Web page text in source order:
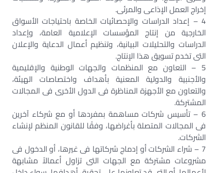
إخراج العمل الإذاعى والمرئى.
4 – إعداد الدراسات والإحصائيات الخاصة باحتياجات الأسواق
الخارجية من إنتاج المؤسسات الإعلامية العامة، وإعداد
الدراسات والتحليلات البيانية، وتنظيم أعمال الدعاية والإعلان
التى تخدم تسويق هذا الإنتاج.
5 – التعاون مع المنظمات والجهات الوطنية والإقليمية
والأجنبية والدولية المعنية بأهداف واختصاصات الهيئة،
والتعاون مع الأجهزة المناظرة فى الدول الأخرى فى المجالات
المشتركة.
6 – تأسيس شركات مساهمة بمفردها أو مع شركاء آخرين
فى المجالات المتصلة بأغراضها، وفقًا للقانون المنظم لإنشاء
الشركات.
7 – شراء الشركات أو إدماج شركاتها فى غيرها، أو الدخول فى
مشروعات مشتركة مع الجهات التى تزاول أعمالاً مشابهة